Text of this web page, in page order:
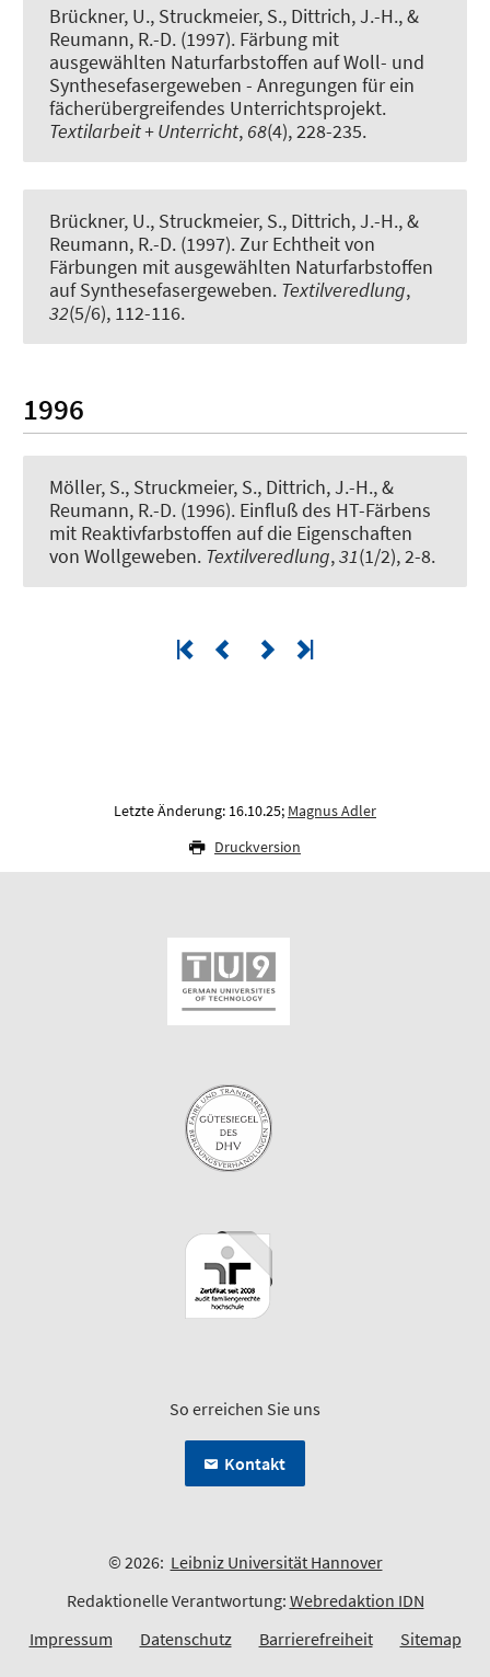
Brückner, U., Struckmeier, S., Dittrich, J.-H., &
Reumann, R.-D. (1997). Färbung mit
ausgewählten Naturfarbstoffen auf Woll- und
Synthesefasergeweben - Anregungen für ein
fächerübergreifendes Unterrichtsprojekt.
Textilarbeit + Unterricht, 68(4), 228-235.
Brückner, U., Struckmeier, S., Dittrich, J.-H., &
Reumann, R.-D. (1997).Zur Echtheit von
Färbungen mit ausgewählten Naturfarbstoffen
auf Synthesefasergeweben. Textilveredlung,
32(5/6), 112-116.
1996
Möller, S., Struckmeier, S., Dittrich, J.-H., &
Reumann, R.-D. (1996). Einfluß des HT-Färbens
mit Reaktivfarbstoffen auf die Eigenschaften
von Wollgeweben. Textilveredlung,31(1/2), 2-8.
Letzte Änderung: 16.10.25; Magnus Adler
Druckversion
So erreichen Sie uns
Kontakt
© 2026: Leibniz Universität Hannover
Redaktionelle Verantwortung: Webredaktion IDN
Impressum
Datenschutz Barrierefreiheit Sitemap